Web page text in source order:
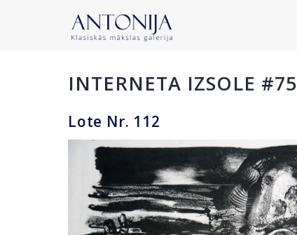
INTERNETA IZSOLE #75
Lote Nr. 112